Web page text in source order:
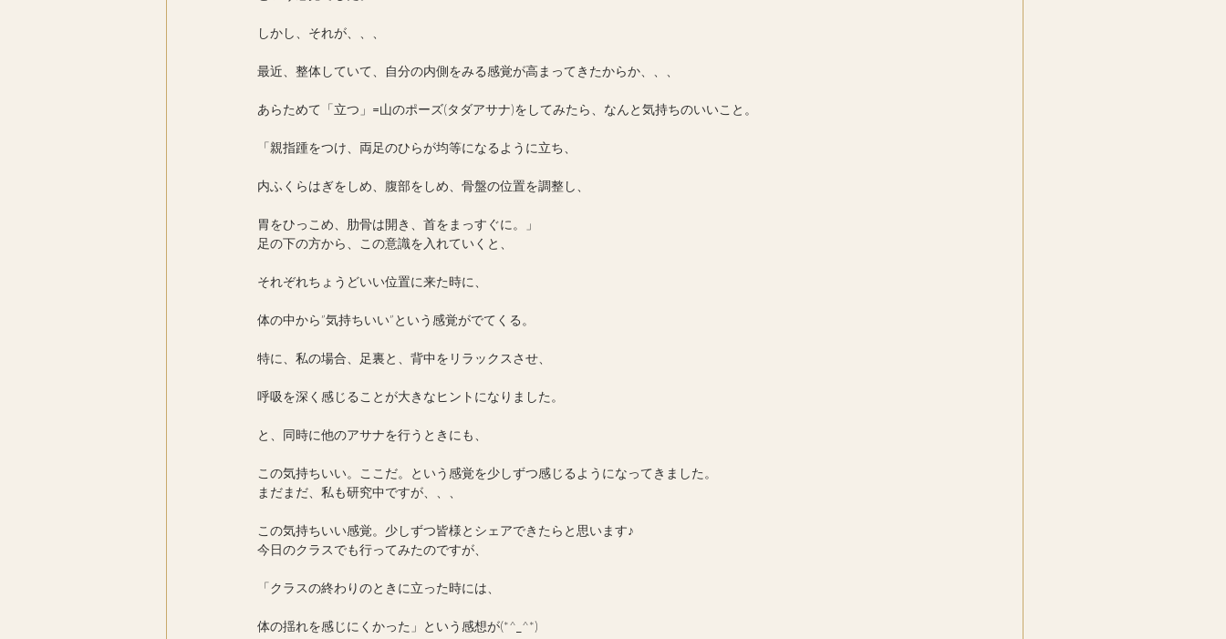
しかし、それが、、、
最近、整体していて、自分の内側をみる感覚が高まってきたからか、、、
あらためて「立つ」=山のポーズ(タダアサナ)をしてみたら、なんと気持ちのいいこと。
「親指踵をつけ、両足のひらが均等になるように立ち、
内ふくらはぎをしめ、腹部をしめ、骨盤の位置を調整し、
胃をひっこめ、肋骨は開き、首をまっすぐに。」
足の下の方から、この意識を入れていくと、
それぞれちょうどいい位置に来た時に、
体の中から”気持ちいい”という感覚がでてくる。
特に、私の場合、足裏と、背中をリラックスさせ、
呼吸を深く感じることが大きなヒントになりました。
と、同時に他のアサナを行うときにも、
この気持ちいい。ここだ。という感覚を少しずつ感じるようになってきました。
まだまだ、私も研究中ですが、、、
この気持ちいい感覚。少しずつ皆様とシェアできたらと思います♪
今日のクラスでも行ってみたのですが、
「クラスの終わりのときに立った時には、
体の揺れを感じにくかった」という感想が(*^_^*)